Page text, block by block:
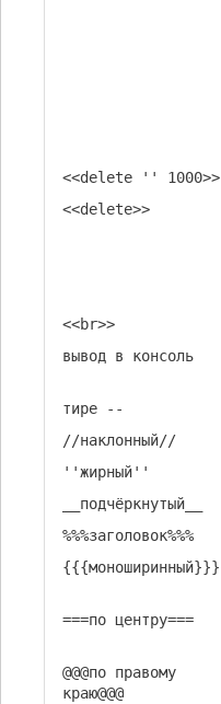
<<delete '' 1000>>
<<delete>>
<<br>>
вывод в консоль
тире --
//наклонный//
''жирный''
__подчёркнутый__
%%%заголовок%%%
{{{моноширинный}}}
===по центру===
@@@по правому
краю@@@